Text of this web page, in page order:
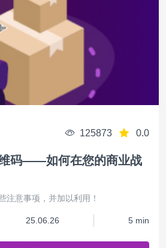
125873 0.0
码——如何在您的商业战
注意事项，并加以利用！
25.06.26 5 min